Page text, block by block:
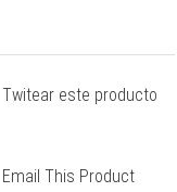
Twitear este producto
Email This Product